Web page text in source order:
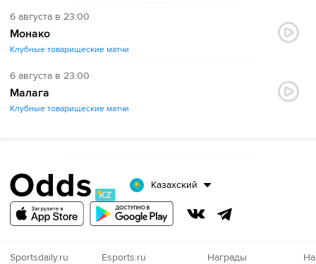
6 августа в 23:00
Монако
Клубные товарищеские матчи
6 августа в 23:00
Малага
Клубные товарищеские матчи
Казахский
Sportsdaily.ru Esports.ru Награды